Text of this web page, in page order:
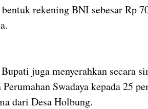
rekening BNI sebesar Rp
juga menyerahkan secara
Swadaya kepada 25
dari Desa Holbung.